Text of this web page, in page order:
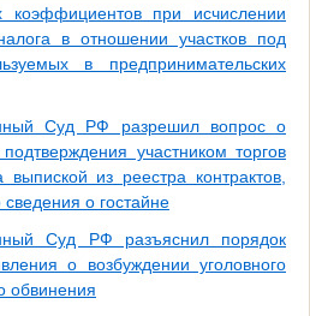
при исчислении
в отношении участков под
в предпринимательских
Суд РФ разрешил вопрос о
участником торгов
выпиской из реестра контрактов,
о гостайне
Суд РФ разъяснил порядок
о возбуждении уголовного
обвинения